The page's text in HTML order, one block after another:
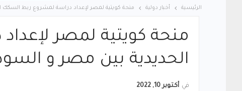
الرئيسية أخبار دولية منحة كويتية لمصر لإعداد دراسة لمشروع ربط السكك
منحة كويتية لمصر
الحديدية بين مصر و
في أكتوبر 10, 2022